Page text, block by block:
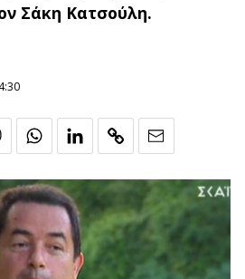
Σάκη Κατσούλη.